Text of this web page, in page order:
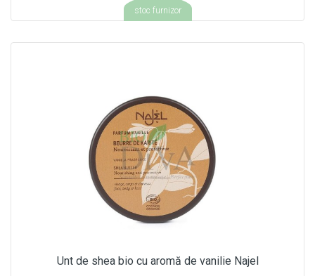
stoc furnizor
Unt de shea bio cu aromă de vanilie Najel